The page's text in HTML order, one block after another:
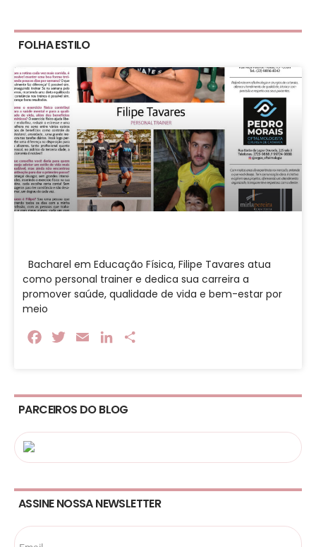
FOLHA ESTILO
Bacharel em Educação Física, Filipe Tavares atua
como personal trainer e dedica sua carreira a
promover saúde, qualidade de vida e bem-estar por
meio
FacebookTwitterEmail LinkedIn
PARCEIROS DO BLOG
ASSINE NOSSA NEWSLETTER